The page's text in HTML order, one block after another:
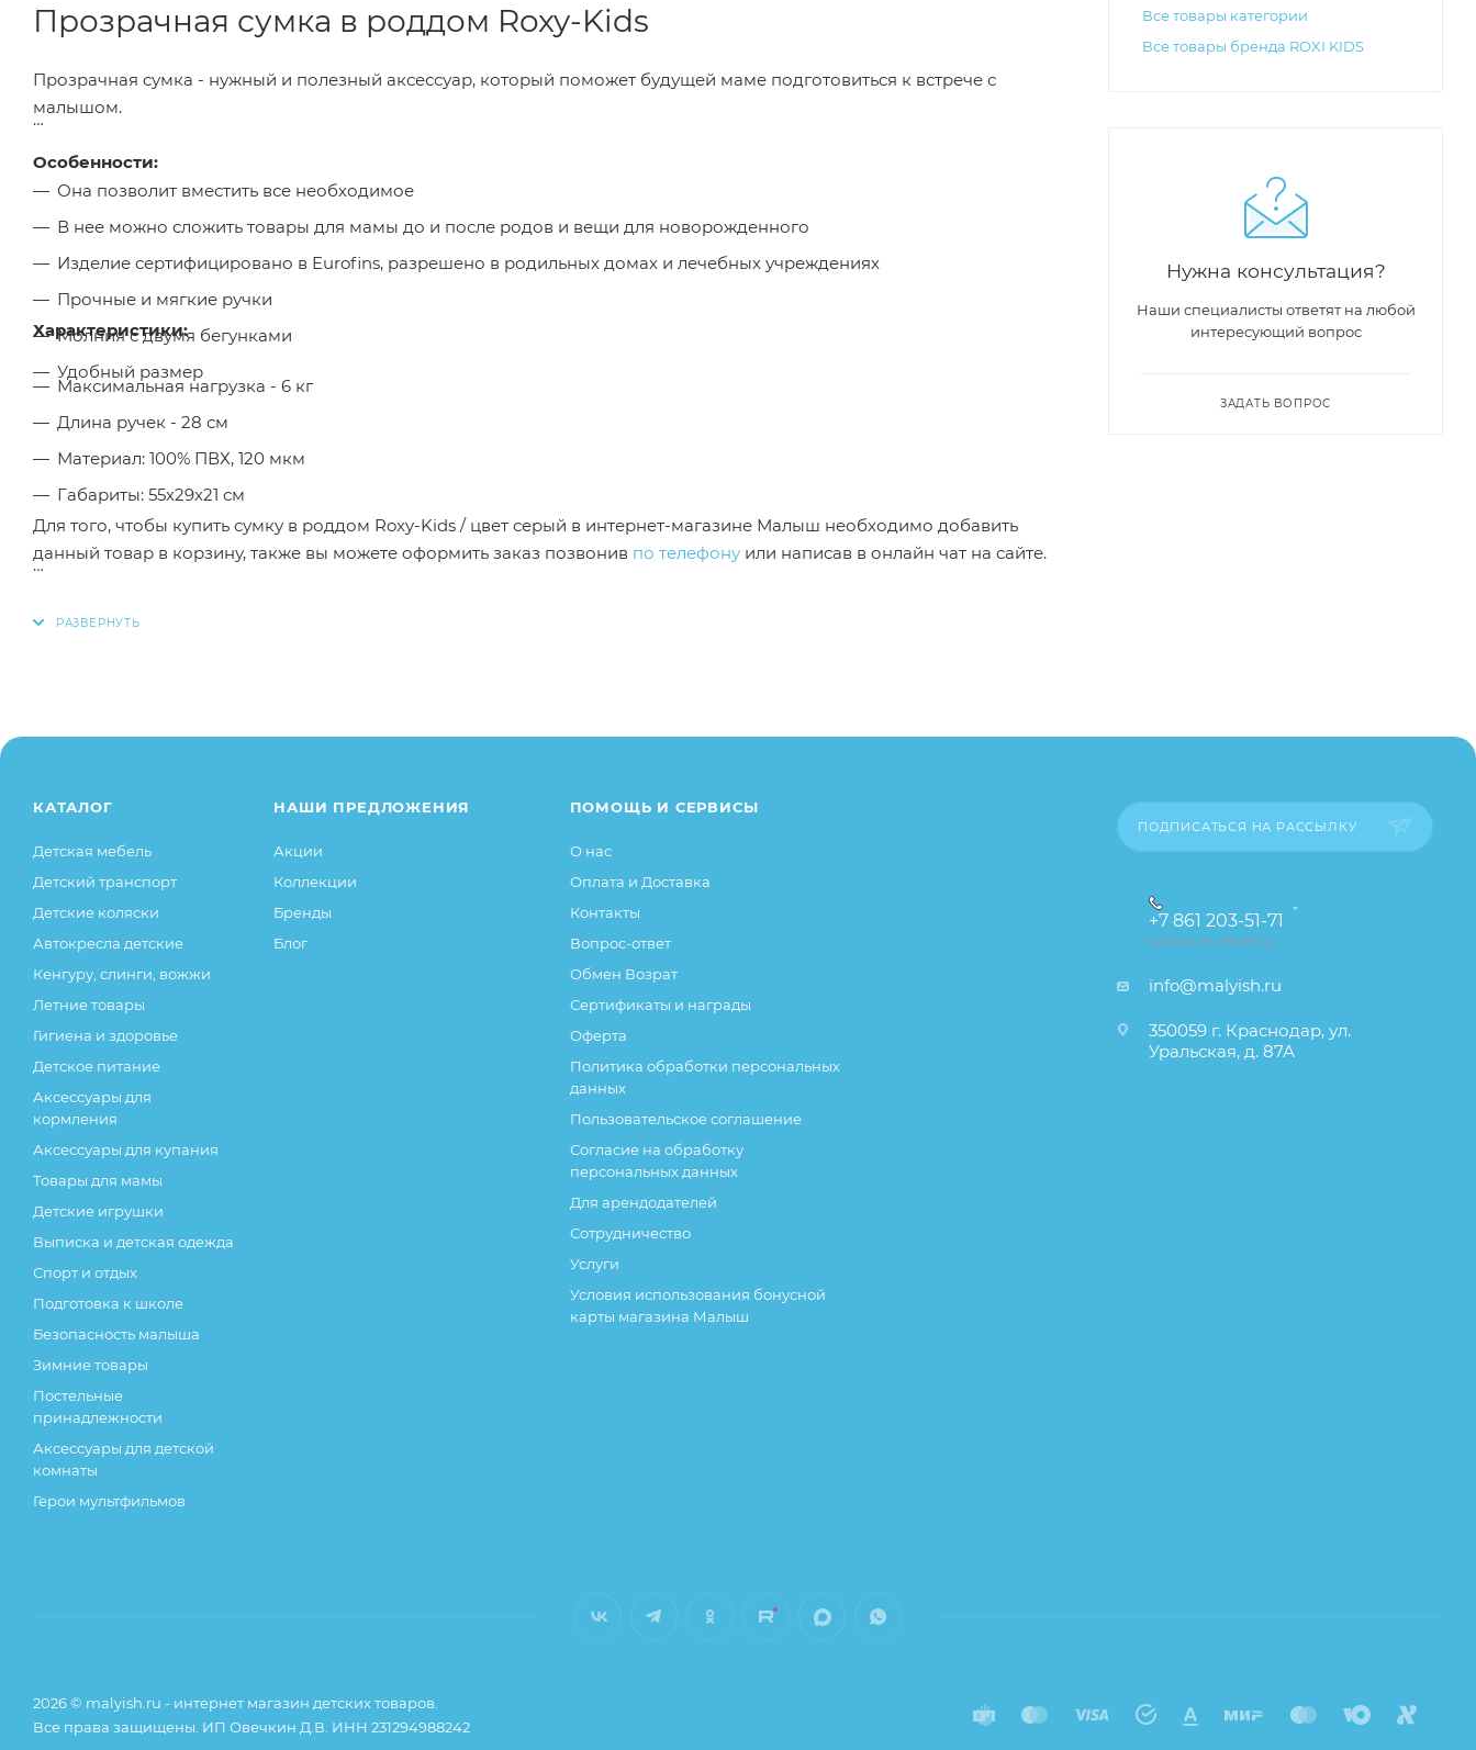
Прозрачная сумка в роддом Roxy-Kids
Прозрачная сумка - нужный и полезный аксессуар, который поможет будущей маме подготовиться к встрече с
малышом.
Особенности:
Она позволит вместить все необходимое
В нее можно сложить товары для мамы до и после родов и вещи для новорожденного
Изделие сертифицировано в Eurofins, разрешено в родильных домах и лечебных учреждениях
Прочные и мягкие ручки
Молния с двумя бегунками
Удобный размер
Характеристики:
Максимальная нагрузка - 6 кг
Длина ручек - 28 см
Материал: 100% ПВХ, 120 мкм
Габариты: 55х29х21 см
Для того, чтобы купить сумку в роддом Roxy-Kids / цвет серый в интернет-магазине Малыш необходимо добавить
данный товар в корзину, также вы можете оформить заказ позвонив по телефону или написав в онлайн чат на сайте.
Все товары категории
Все товары бренда ROXI KIDS
Нужна консультация?
Наши специалисты ответят на любой
интересующий вопрос
ЗАДАТЬ ВОПРОС
КАТАЛОГ
Детская мебель
Детский транспорт
Детские коляски
Автокресла детские
Кенгуру, слинги, вожжи
Летние товары
Гигиена и здоровье
Детское питание
Аксессуары для
кормления
Аксессуары для купания
Товары для мамы
Детские игрушки
Выписка и детская одежда
Спорт и отдых
Подготовка к школе
Безопасность малыша
Зимние товары
Постельные
принадлежности
Аксессуары для детской
комнаты
Герои мультфильмов
НАШИ ПРЕДЛОЖЕНИЯ
Акции
Коллекции
Бренды
Блог
ПОМОЩЬ И СЕРВИСЫ
О нас
Оплата и Доставка
Контакты
Вопрос-ответ
Обмен Возрат
Сертификаты и награды
Оферта
Политика обработки персональных
данных
Пользовательское соглашение
Согласие на обработку
персональных данных
Для арендодателей
Сотрудничество
Услуги
Условия использования бонусной
карты магазина Малыш
ПОДПИСАТЬСЯ НА РАССЫЛКУ
+7 861 203-51-71
ЗАКАЗАТЬ ЗВОНОК
info@malyish.ru
350059 г. Краснодар, ул.
Уральская, д. 87А
2026 © malyish.ru - интернет магазин детских товаров.
Все права защищены. ИП Овечкин Д.В. ИНН 231294988242